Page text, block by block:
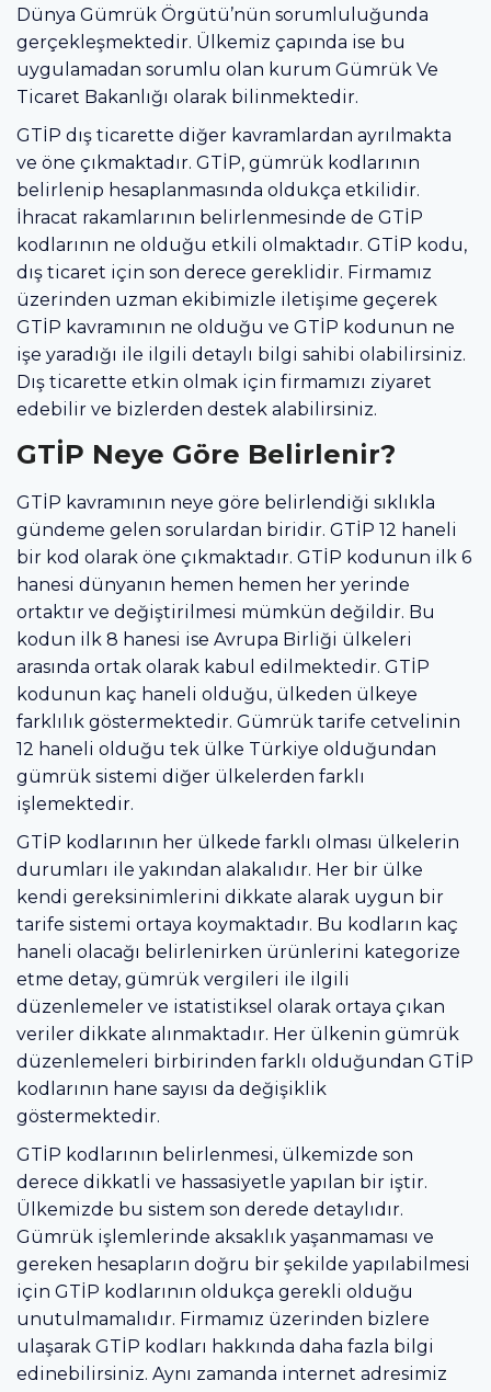
Dünya Gümrük Örgütü’nün sorumluluğunda
gerçekleşmektedir. Ülkemiz çapında ise bu
uygulamadan sorumlu olan kurum Gümrük Ve
Ticaret Bakanlığı olarak bilinmektedir.
GTİP dış ticarette diğer kavramlardan ayrılmakta
ve öne çıkmaktadır. GTİP, gümrük kodlarının
belirlenip hesaplanmasında oldukça etkilidir.
İhracat rakamlarının belirlenmesinde de GTİP
kodlarının ne olduğu etkili olmaktadır. GTİP kodu,
dış ticaret için son derece gereklidir. Firmamız
üzerinden uzman ekibimizle iletişime geçerek
GTİP kavramının ne olduğu ve GTİP kodunun ne
işe yaradığı ile ilgili detaylı bilgi sahibi olabilirsiniz.
Dış ticarette etkin olmak için firmamızı ziyaret
edebilir ve bizlerden destek alabilirsiniz.
GTİP Neye Göre Belirlenir?
GTİP kavramının neye göre belirlendiği sıklıkla
gündeme gelen sorulardan biridir. GTİP 12 haneli
bir kod olarak öne çıkmaktadır. GTİP kodunun ilk 6
hanesi dünyanın hemen hemen her yerinde
ortaktır ve değiştirilmesi mümkün değildir. Bu
kodun ilk 8 hanesi ise Avrupa Birliği ülkeleri
arasında ortak olarak kabul edilmektedir. GTİP
kodunun kaç haneli olduğu, ülkeden ülkeye
farklılık göstermektedir. Gümrük tarife cetvelinin
12 haneli olduğu tek ülke Türkiye olduğundan
gümrük sistemi diğer ülkelerden farklı
işlemektedir.
GTİP kodlarının her ülkede farklı olması ülkelerin
durumları ile yakından alakalıdır. Her bir ülke
kendi gereksinimlerini dikkate alarak uygun bir
tarife sistemi ortaya koymaktadır. Bu kodların kaç
haneli olacağı belirlenirken ürünlerini kategorize
etme detay, gümrük vergileri ile ilgili
düzenlemeler ve istatistiksel olarak ortaya çıkan
veriler dikkate alınmaktadır. Her ülkenin gümrük
düzenlemeleri birbirinden farklı olduğundan GTİP
kodlarının hane sayısı da değişiklik
göstermektedir.
GTİP kodlarının belirlenmesi, ülkemizde son
derece dikkatli ve hassasiyetle yapılan bir iştir.
Ülkemizde bu sistem son derede detaylıdır.
Gümrük işlemlerinde aksaklık yaşanmaması ve
gereken hesapların doğru bir şekilde yapılabilmesi
için GTİP kodlarının oldukça gerekli olduğu
unutulmamalıdır. Firmamız üzerinden bizlere
ulaşarak GTİP kodları hakkında daha fazla bilgi
edinebilirsiniz. Aynı zamanda internet adresimiz